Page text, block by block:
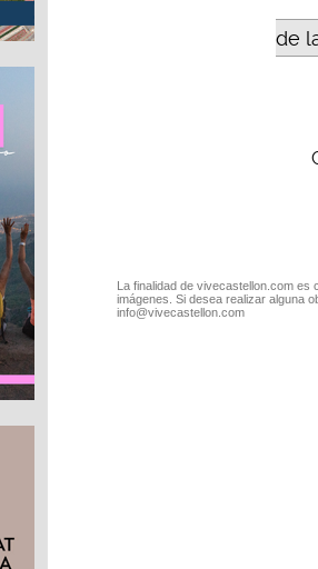
de
La finalidad de vivecastellon.com
imágenes. Si desea realizar alguna
info@vivecastellon.com